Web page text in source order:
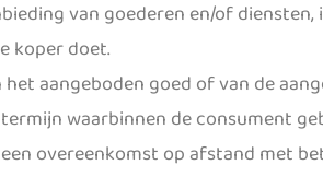
van goederen en/of
koper doet.
het aangeboden goed of van de
waarbinnen de consument
overeenkomst op afstand met